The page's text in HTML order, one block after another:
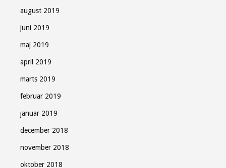
august 2019
juni 2019
maj 2019
april 2019
marts 2019
februar 2019
januar 2019
december 2018
november 2018
oktober 2018